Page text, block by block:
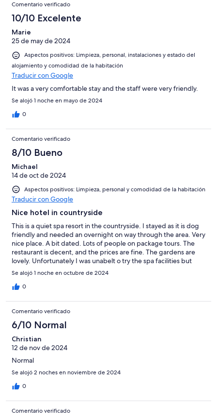
hasta pestañear a los alojados en las habitaciones contiguas. Nos
aporrearon la pared por estar hablando con mi pareja en voz
baja a las 23:30. No lo recomiendo para una escapada en pareja
o a gente con menos de 70 años o con los sentidos sin atrofiar. El
menú del comedor puede estar bueno, pero suena a hospital.
Comentario verificado
10/10 Excelente
Marie
25 de may de 2024
Aspectos positivos: Limpieza, personal, instalaciones y estado del
alojamiento y comodidad de la habitación
Traducir con Google
It was a very comfortable stay and the staff were very friendly.
Se alojó 1 noche en mayo de 2024
0
Comentario verificado
8/10 Bueno
Michael
14 de oct de 2024
Aspectos positivos: Limpieza, personal y comodidad de la habitación
Traducir con Google
Nice hotel in countryside
This is a quiet spa resort in the countryside. I stayed as it is dog
friendly and needed an overnight on way through the area. Very
nice place. A bit dated. Lots of people on package tours. The
restaurant is decent, and the prices are fine. The gardens are
lovely. Unfortunately I was unabelt o try the spa facilities but
definitely will come again.
Se alojó 1 noche en octubre de 2024
0
Comentario verificado
6/10 Normal
Christian
12 de nov de 2024
Normal
Se alojó 2 noches en noviembre de 2024
0
Comentario verificado